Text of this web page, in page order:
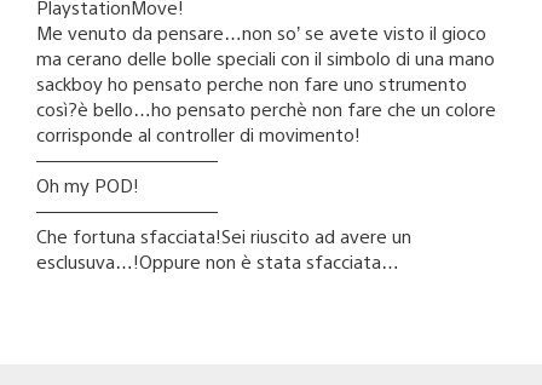
PlaystationMove!
Me venuto da pensare…non so’ se avete visto il gioco
ma cerano delle bolle speciali con il simbolo di una mano
sackboy ho pensato perche non fare uno strumento
così?è bello…ho pensato perchè non fare che un colore
corrisponde al controller di movimento!
——————————
Oh my POD!
——————————
Che fortuna sfacciata!Sei riuscito ad avere un
esclusuva…!Oppure non è stata sfacciata…